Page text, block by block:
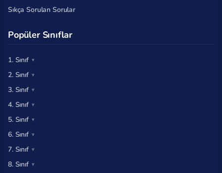
Sıkça Sorulan Sorular
Popüler Sınıflar
1. Sınıf
2. Sınıf
3. Sınıf
4. Sınıf
5. Sınıf
6. Sınıf
7. Sınıf
8. Sınıf